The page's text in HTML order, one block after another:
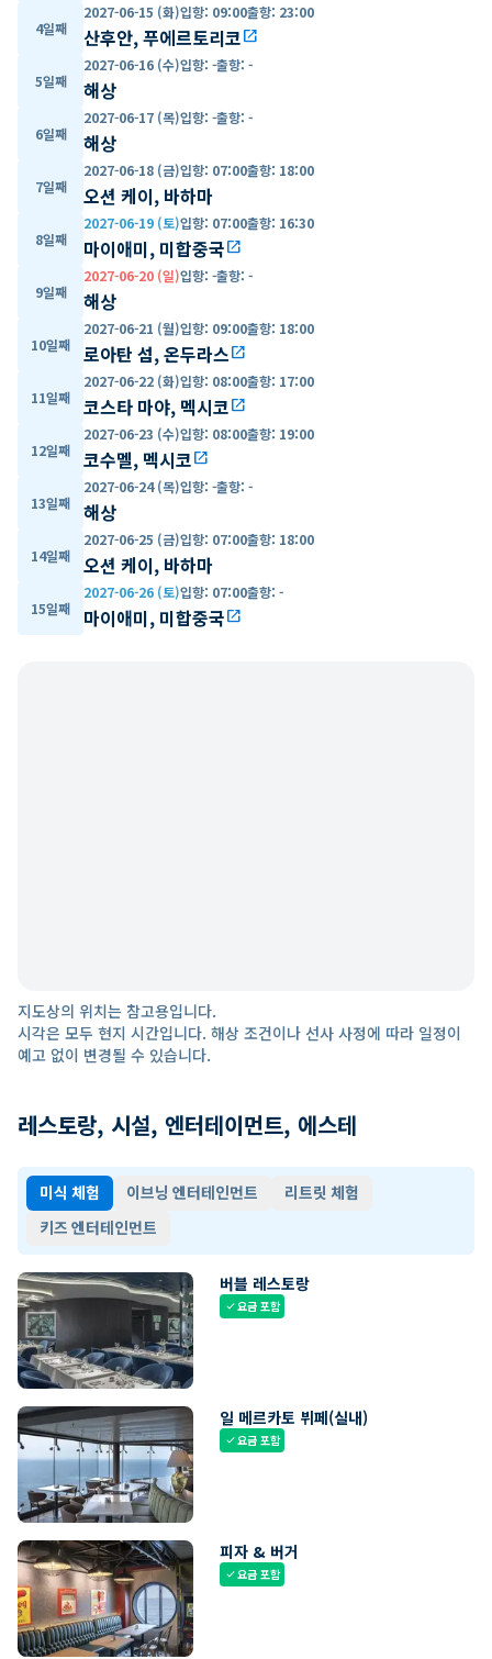
4일째
2027-06-15 (화)입항: 09:00출항: 23:00
산후안, 푸에르토리코open_in_new
5일째
2027-06-16 (수)입항: -출항: -
해상
6일째
2027-06-17 (목)입항: -출항: -
해상
7일째
2027-06-18 (금)입항: 07:00출항: 18:00
오션 케이, 바하마
8일째
2027-06-19 (토)입항: 07:00출항: 16:30
마이애미, 미합중국open_in_new
9일째
2027-06-20 (일)입항: -출항: -
해상
10일째
2027-06-21 (월)입항: 09:00출항: 18:00
로아탄 섬, 온두라스open_in_new
11일째
2027-06-22 (화)입항: 08:00출항: 17:00
코스타 마야, 멕시코open_in_new
12일째
2027-06-23 (수)입항: 08:00출항: 19:00
코수멜, 멕시코open_in_new
13일째
2027-06-24 (목)입항: -출항: -
해상
14일째
2027-06-25 (금)입항: 07:00출항: 18:00
오션 케이, 바하마
15일째
2027-06-26 (토)입항: 07:00출항: -
마이애미, 미합중국open_in_new
지도상의 위치는 참고용입니다.
시각은 모두 현지 시간입니다. 해상 조건이나 선사 사정에 따라 일정이
예고 없이 변경될 수 있습니다.
레스토랑, 시설, 엔터테이먼트, 에스테
미식 체험 이브닝 엔터테인먼트
리트릿 체험
키즈 엔터테인먼트
버블 레스토랑
check요금 포함
일 메르카토 뷔페(실내)
check요금 포함
피자 & 버거
check요금 포함